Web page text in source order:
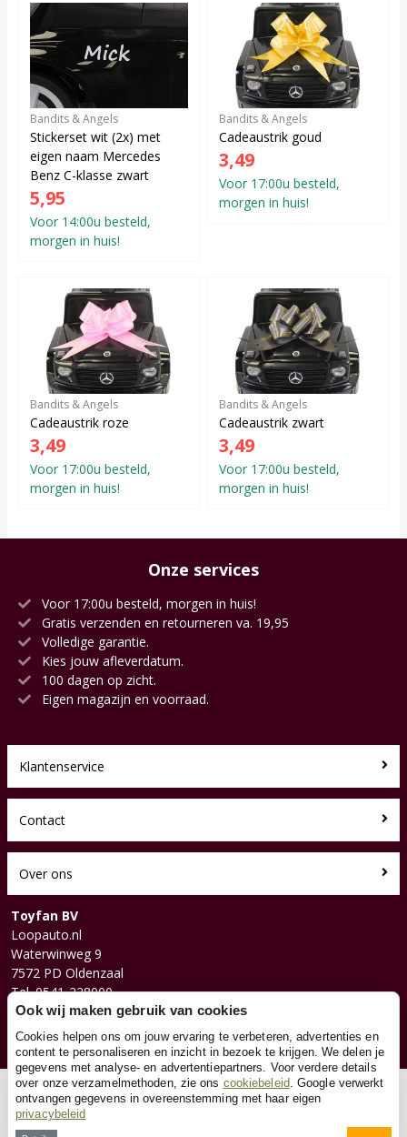
Bandits & Angels
Stickerset wit (2x) met
eigen naam Mercedes
Benz C-klasse zwart
5,95
Voor 14:00u besteld,
morgen in huis!
Bandits & Angels
Cadeaustrik goud
3,49
Voor 17:00u besteld,
morgen in huis!
Bandits & Angels
Cadeaustrik roze
3,49
Voor 17:00u besteld,
morgen in huis!
Bandits & Angels
Cadeaustrik zwart
3,49
Voor 17:00u besteld,
morgen in huis!
Onze services
Voor 17:00u besteld, morgen in huis!
Gratis verzenden en retourneren va. 19,95
Volledige garantie.
Kies jouw afleverdatum.
100 dagen op zicht.
Eigen magazijn en voorraad.
Klantenservice
Contact
Over ons
Toyfan BV
Loopauto.nl
Waterwinweg 9
7572 PD Oldenzaal
Tel. 0541-228000
Facebook
Instagram
© 2026 Toyfan BV
Ook wij maken gebruik van cookies
Cookies helpen ons om jouw ervaring te verbeteren, advertenties en
content te personaliseren en inzicht in bezoek te krijgen. We delen je
gegevens met analyse- en advertentiepartners. Voor verdere details
over onze verzamelmethoden, zie ons cookiebeleid. Google verwerkt
ontvangen gegevens in overeenstemming met haar eigen
privacybeleid